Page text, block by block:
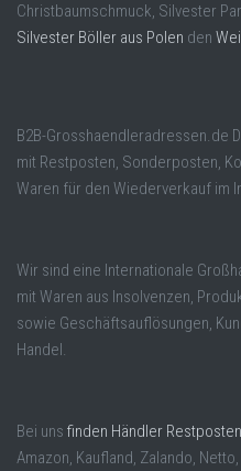
Christbaumschmuck, Silvester
Silvester Böller aus Polen den
B2B-Grosshaendleradressen.de
mit Restposten, Sonderposten,
Waren für den Wiederverkauf im
Wir sind eine Internationale
mit Waren aus Insolvenzen,
sowie Geschäftsauflösungen,
Handel.
Bei uns finden Händler Restposten
Amazon, Kaufland, Zalando, Netto,